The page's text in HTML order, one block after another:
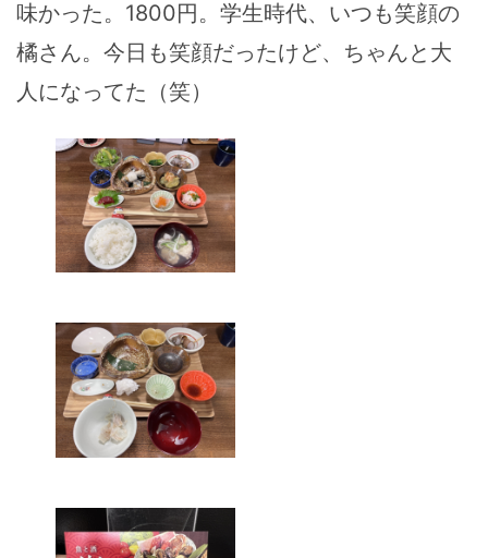
味かった。1800円。学生時代、いつも笑顔の
橘さん。今日も笑顔だったけど、ちゃんと大
人になってた（笑）